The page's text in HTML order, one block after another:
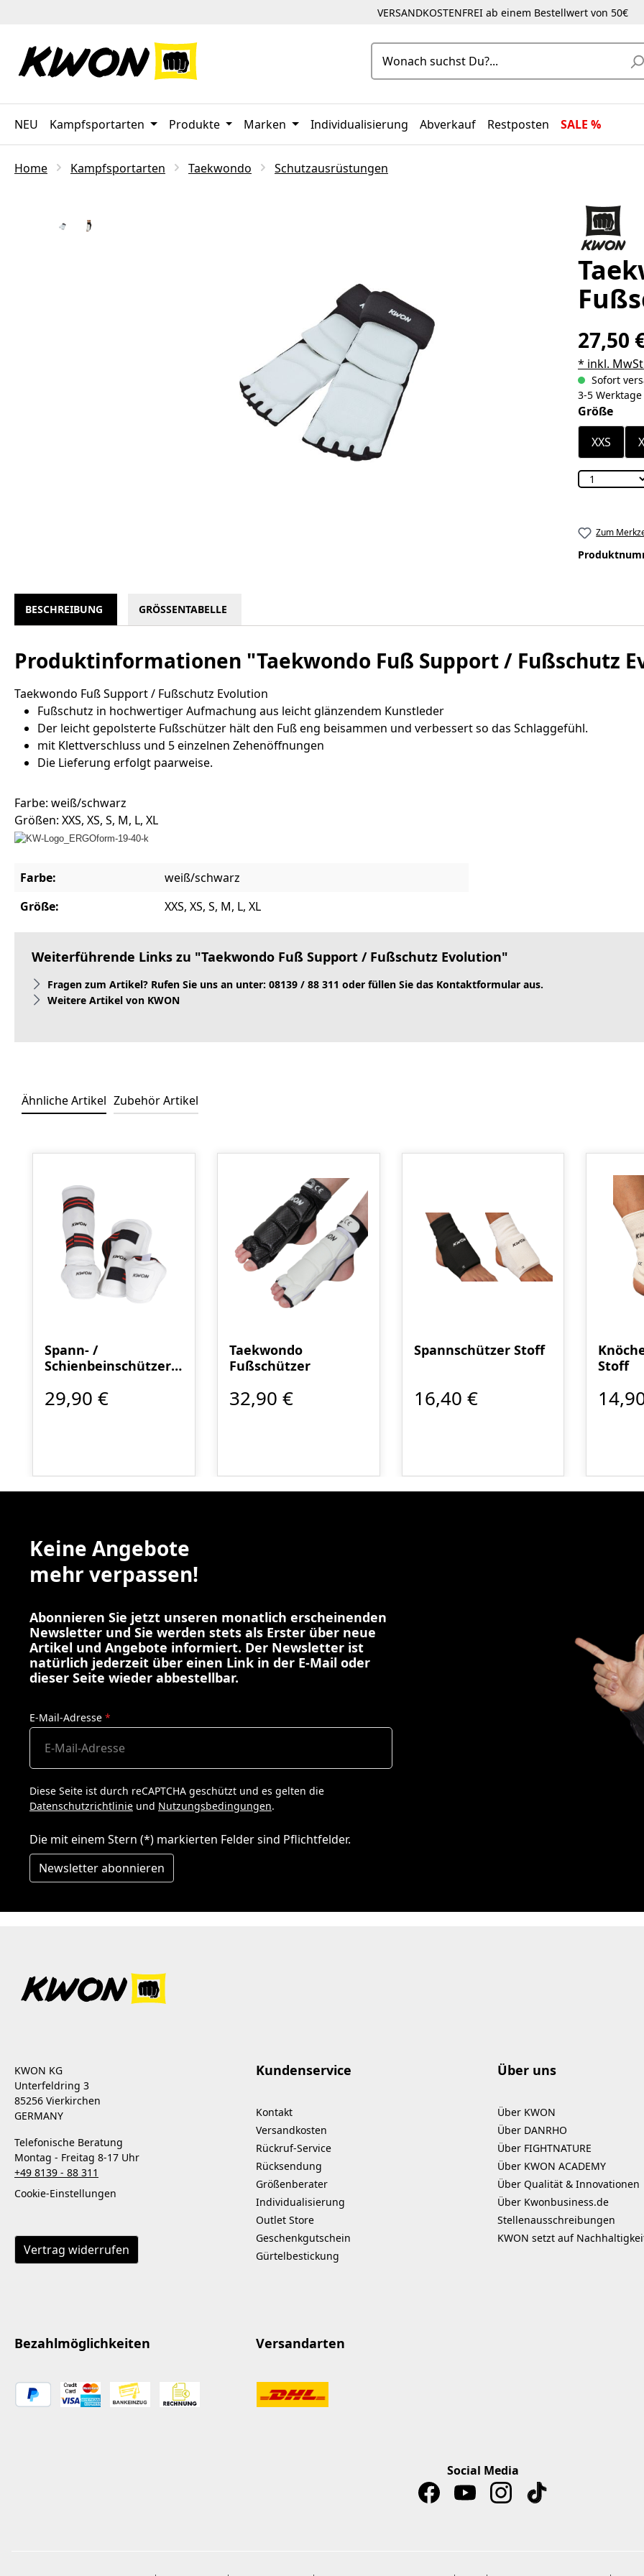
VERSANDKOSTENFREI ab einem Bestellwert von 50€
NEU Kampfsportarten Produkte Marken Individualisierung Abverkauf Restposten SALE %
Home Kampfsportarten Taekwondo Schutzausrüstungen
27,50
* inkl.
Sofort
3-5 Werktage
Größe
XXS
Zum
BESCHREIBUNG GRÖSSENTABELLE
Produktinformationen "Taekwondo Fuß Support / Fußschutz
Taekwondo Fuß Support / Fußschutz Evolution
Fußschutz in hochwertiger Aufmachung aus leicht glänzendem Kunstleder
Der leicht gepolsterte Fußschützer hält den Fuß eng beisammen und verbessert so das Schlaggefühl.
mit Klettverschluss und 5 einzelnen Zehenöffnungen
Die Lieferung erfolgt paarweise.
Farbe: weiß/schwarz
Größen: XXS, XS, S, M, L, XL
Farbe:
weiß/schwarz
Größe:
XXS, XS, S, M, L, XL
Weiterführende Links zu "Taekwondo Fuß Support / Fußschutz Evolution"
Fragen zum Artikel? Rufen Sie uns an unter: 08139 / 88 311 oder füllen Sie das Kontaktformular aus.
Weitere Artikel von KWON
Ähnliche Artikel Zubehör Artikel
Spann- /
Schienbeinschützer
29,90 €
Taekwondo
Fußschützer
32,90 €
Spannschützer Stoff
16,40 €
Stoff
Keine Angebote
mehr verpassen!
Abonnieren Sie jetzt unseren monatlich erscheinenden
Newsletter und Sie werden stets als Erster über neue
Artikel und Angebote informiert. Der Newsletter ist
natürlich jederzeit über einen Link in der E-Mail oder
dieser Seite wieder abbestellbar.
E-Mail-Adresse *
Diese Seite ist durch reCAPTCHA geschützt und es gelten die
Datenschutzrichtlinie und Nutzungsbedingungen.
Die mit einem Stern (*) markierten Felder sind Pflichtfelder.
Newsletter abonnieren
KWON KG
Unterfeldring 3
85256 Vierkirchen
GERMANY
Telefonische Beratung
Montag - Freitag 8-17 Uhr
+49 8139 - 88 311
Cookie-Einstellungen
Vertrag widerrufen
Kundenservice
Kontakt
Versandkosten
Rückruf-Service
Rücksendung
Größenberater
Individualisierung
Outlet Store
Geschenkgutschein
Gürtelbestickung
Über uns
Über KWON
Über DANRHO
Über FIGHTNATURE
Über KWON ACADEMY
Über Qualität & Innovationen
Über Kwonbusiness.de
Stellenausschreibungen
KWON setzt auf
Bezahlmöglichkeiten Versandarten
Social Media